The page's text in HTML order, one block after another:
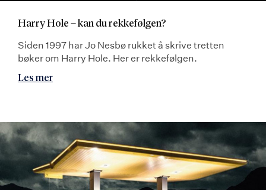
Harry Hole – kan du rekkefølgen?
Siden 1997 har Jo Nesbø rukket å skrive tretten
bøker om Harry Hole. Her er rekkefølgen.
Les mer